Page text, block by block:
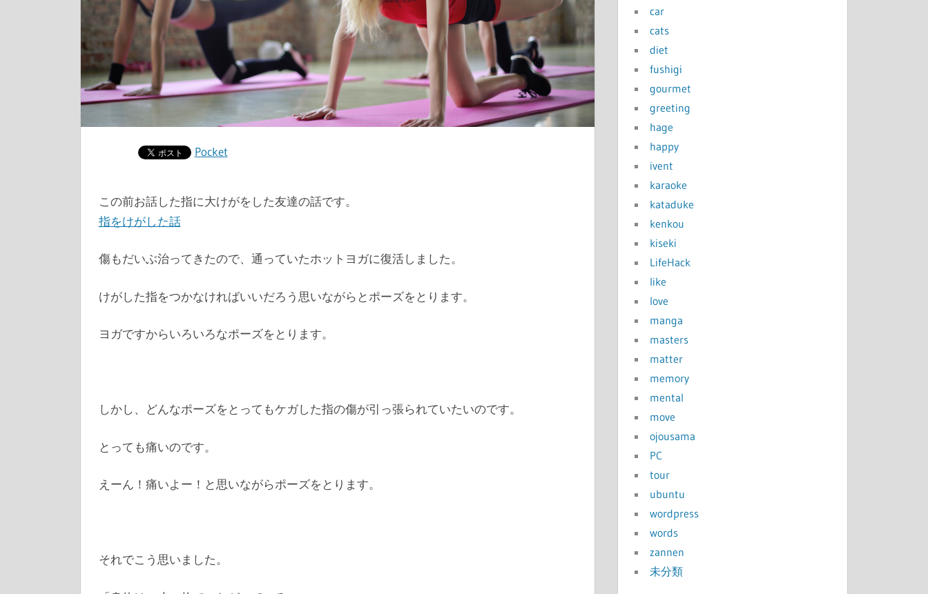
Pocket
この前お話した指に大けがをした友達の話です。
指をけがした話
傷もだいぶ治ってきたので、通っていたホットヨガに復活しました。
けがした指をつかなければいいだろう思いながらとポーズをとります。
ヨガですからいろいろなポーズをとります。
しかし、どんなポーズをとってもケガした指の傷が引っ張られていたいのです。
とっても痛いのです。
えーん！痛いよー！と思いながらポーズをとります。
それでこう思いました。
car
cats
diet
fushigi
gourmet
greeting
hage
happy
ivent
karaoke
kataduke
kenkou
kiseki
LifeHack
like
love
manga
masters
matter
memory
mental
move
ojousama
PC
tour
ubuntu
wordpress
words
zannen
未分類